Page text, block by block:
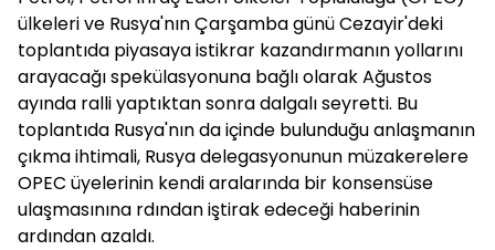
ülkeleri ve Rusya'nın Çarşamba günü Cezayir'deki
toplantıda piyasaya istikrar kazandırmanın yollarını
arayacağı spekülasyonuna bağlı olarak Ağustos
ayında ralli yaptıktan sonra dalgalı seyretti. Bu
toplantıda Rusya'nın da içinde bulunduğu anlaşmanın
çıkma ihtimali, Rusya delegasyonunun müzakerelere
OPEC üyelerinin kendi aralarında bir konsensüse
ulaşmasınına rdından iştirak edeceği haberinin
ardından azaldı.